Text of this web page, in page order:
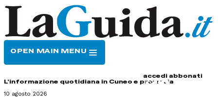
OPEN MAIN MENU
accedi abbonati
L'informazione quotidiana in Cuneo e provincia
10 agosto 2026